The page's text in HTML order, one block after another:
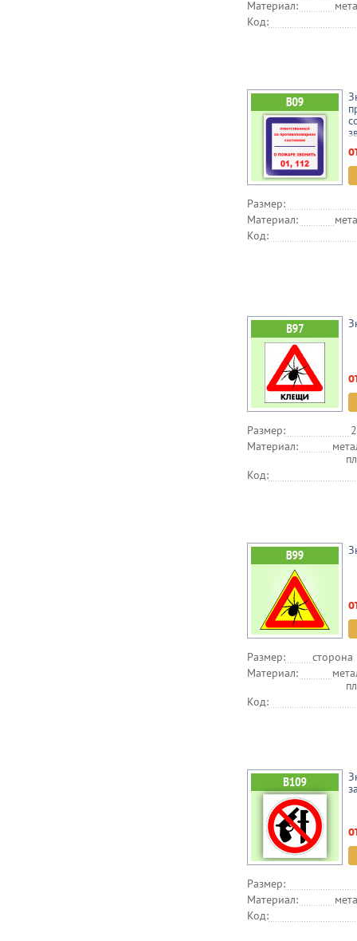
Материал:
Код:
Размер:
Материал:
Код:
Размер:
Материал:
Код:
Размер:
Материал:
Код:
Размер:
Материал:
Код: